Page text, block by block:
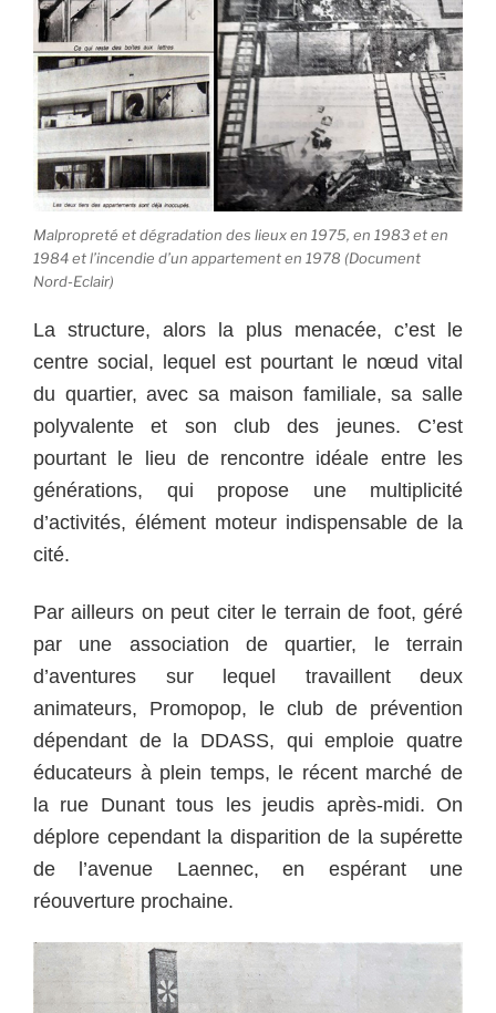
Malpropreté et dégradation des lieux en 1975, en 1983 et en
1984 et l’incendie d’un appartement en 1978 (Document
Nord-Eclair)
La structure, alors la plus menacée, c’est le
centre social, lequel est pourtant le nœud vital
du quartier, avec sa maison familiale, sa salle
polyvalente et son club des jeunes. C’est
pourtant le lieu de rencontre idéale entre les
générations, qui propose une multiplicité
d’activités, élément moteur indispensable de la
cité.
Par ailleurs on peut citer le terrain de foot, géré
par une association de quartier, le terrain
d’aventures sur lequel travaillent deux
animateurs, Promopop, le club de prévention
dépendant de la DDASS, qui emploie quatre
éducateurs à plein temps, le récent marché de
la rue Dunant tous les jeudis après-midi. On
déplore cependant la disparition de la supérette
de l’avenue Laennec, en espérant une
réouverture prochaine.